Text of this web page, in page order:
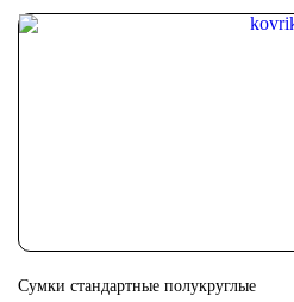
Сумки стандартные полукруглые